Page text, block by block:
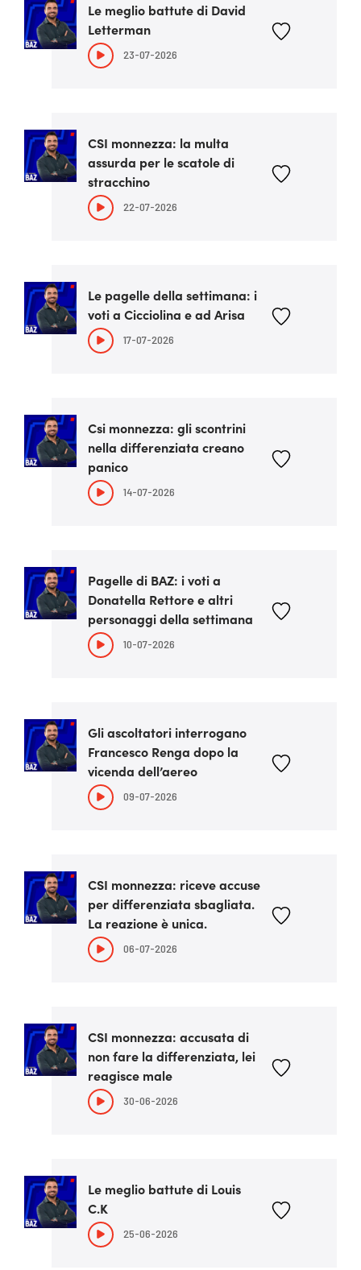
Le meglio battute di David
Letterman
23-07-2026
CSI monnezza: la multa
assurda per le scatole di
stracchino
22-07-2026
Le pagelle della settimana: i
voti a Cicciolina e ad Arisa
17-07-2026
Csi monnezza: gli scontrini
nella differenziata creano
panico
14-07-2026
Pagelle di BAZ: i voti a
Donatella Rettore e altri
personaggi della settimana
10-07-2026
Gli ascoltatori interrogano
Francesco Renga dopo la
vicenda dell’aereo
09-07-2026
CSI monnezza: riceve accuse
per differenziata sbagliata.
La reazione è unica.
06-07-2026
CSI monnezza: accusata di
non fare la differenziata, lei
reagisce male
30-06-2026
Le meglio battute di Louis
C.K
25-06-2026